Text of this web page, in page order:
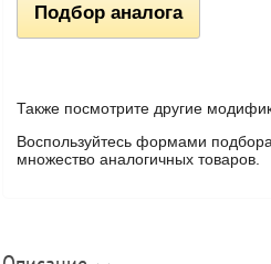
Подбор аналога
Также посмотрите другие
Воспользуйтесь формами
множество аналогичных товаров.